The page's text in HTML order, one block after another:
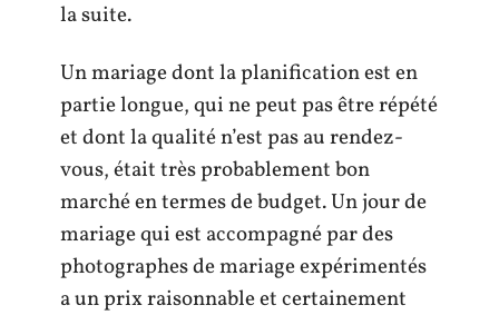
la suite.
Un mariage dont la planification est en
partie longue, qui ne peut pas être répété
et dont la qualité n’est pas au rendez-
vous, était très probablement bon
marché en termes de budget. Un jour de
mariage qui est accompagné par des
photographes de mariage expérimentés
a un prix raisonnable et certainement